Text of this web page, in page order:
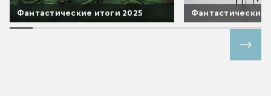
Фантастические итоги 2025 Фантастические